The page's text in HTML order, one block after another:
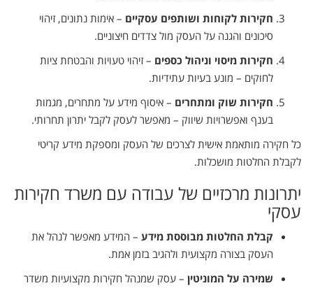
חקירות לקוחות ושותפים עסקיים – אימות נתונים, זיהוי
סיכונים והגנה על העסק מול צדדים חיצוניים.
חקירות מיסוי וניהול כספים – זיהוי טעויות והבטחת ציות
לחוקים – מונע בעיות עתידיות.
חקירות שוק ומתחרים – איסוף מידע על מתחרים, מגמות
בענף ואפשרויות שיווק – מאפשר לעסק לקבל יתרון תחרותי.
כל חקירה מותאמת אישית לצרכים של העסק ומספקת מידע קריטי
לקבלת החלטות מושכלות.
יתרונות מרכזיים של עבודה עם משרד חקירות
עסקי
קבלת החלטות מבוססת מידע – המידע מאפשר לנהל את
העסק בצורה מקצועית ולהגיב בזמן אמת.
שמירה על המוניטין – עסק שמנהל חקירות מקצועיות משדר